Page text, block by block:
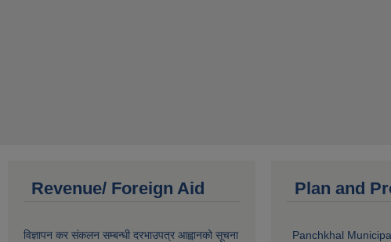
Revenue/ Foreign Aid
विज्ञापन कर संकलन सम्बन्धी दरभाउपत्र आह्वानको सूचना
Plan and
Panchkhal